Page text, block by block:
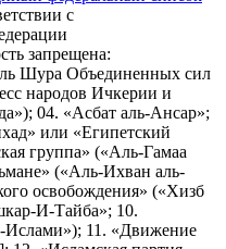
с
запрещена:
Шура Объединенных сил
народов Ичкерии и
04. «Асбат аль-Ансар»;
или «Египетский
группа» («Аль-Гамаа
(«Аль-Ихван аль-
освобождения» («Хизб
И-Тайба»; 10.
Ислами»); 11. «Движение